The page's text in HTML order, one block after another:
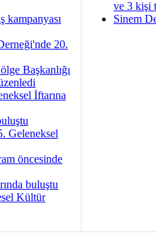
kampanyası
20.
Başkanlığı
İftarına
Geleneksel
öncesinde
buluştu
Kültür
ve 3 kişi
Sinem